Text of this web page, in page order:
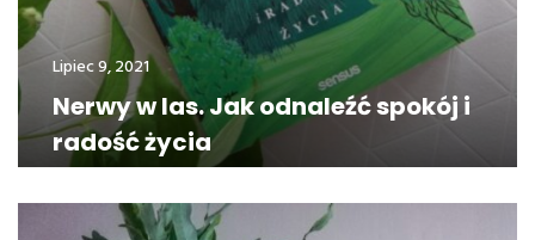
Lipiec 9, 2021
Nerwy w las. Jak odnaleźć spokój i
radość życia